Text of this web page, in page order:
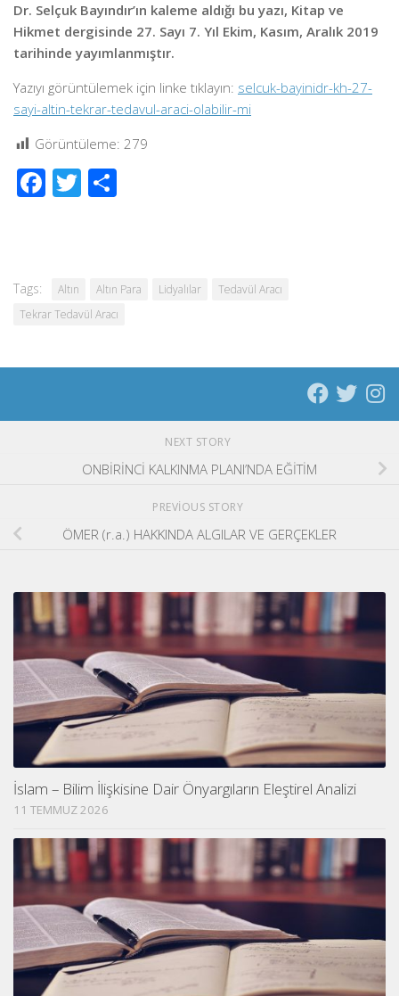
Dr. Selçuk Bayındır’ın kaleme aldığı bu yazı, Kitap ve
Hikmet dergisinde 27. Sayı 7. Yıl Ekim, Kasım, Aralık 2019
tarihinde yayımlanmıştır.
Yazıyı görüntülemek için linke tıklayın: selcuk-bayinidr-kh-27-
sayi-altin-tekrar-tedavul-araci-olabilir-mi
Görüntüleme: 279
Facebook
Twitter
Tags: Altın Altın Para Lidyalılar
Tedavül Aracı
Tekrar Tedavül Aracı
NEXT STORY
ONBİRİNCİ KALKINMA PLANI’NDA EĞİTİM
PREVIOUS STORY
ÖMER (r.a.) HAKKINDA ALGILAR VE GERÇEKLER
İslam – Bilim İlişkisine Dair Önyargıların Eleştirel Analizi
11 TEMMUZ 2026